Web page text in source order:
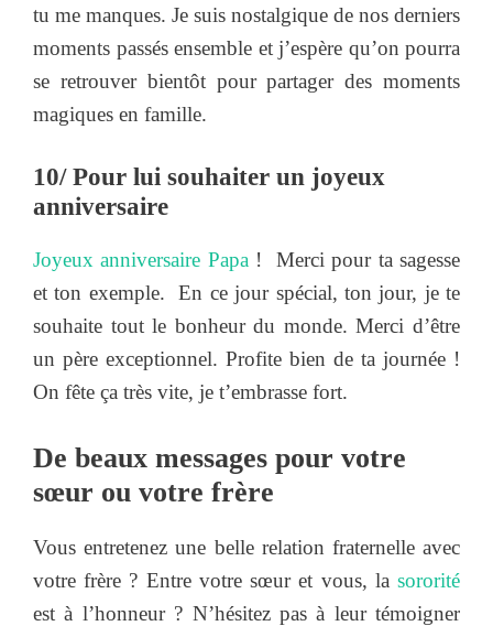
tu me manques. Je suis nostalgique de nos derniers
moments passés ensemble et j’espère qu’on pourra
se retrouver bientôt pour partager des moments
magiques en famille.
10/ Pour lui souhaiter un joyeux
anniversaire
Joyeux anniversaire Papa ! Merci pour ta sagesse
et ton exemple. En ce jour spécial, ton jour, je te
souhaite tout le bonheur du monde. Merci d’être
un père exceptionnel. Profite bien de ta journée !
On fête ça très vite, je t’embrasse fort.
De beaux messages pour votre
sœur ou votre frère
Vous entretenez une belle relation fraternelle avec
votre frère ? Entre votre sœur et vous, la sororité
est à l’honneur ? N’hésitez pas à leur témoigner